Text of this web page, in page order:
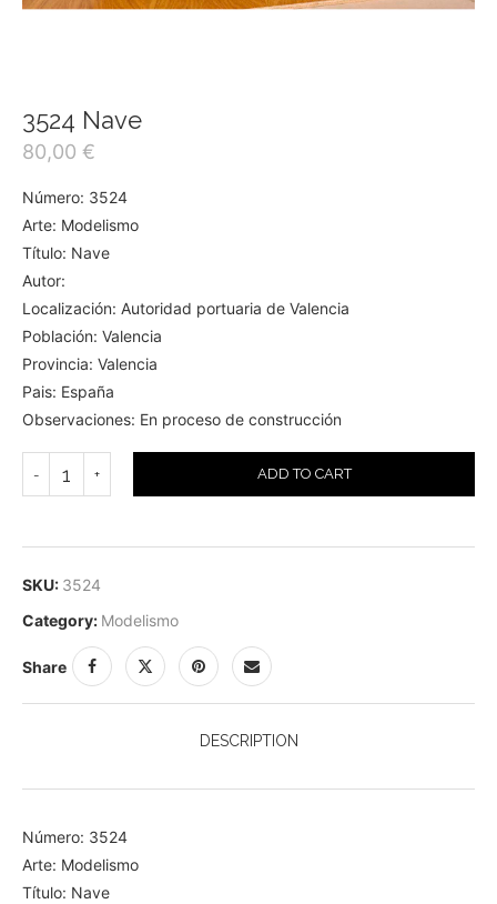
3524 Nave
80,00 €
Número: 3524
Arte: Modelismo
Título: Nave
Autor:
Localización: Autoridad portuaria de Valencia
Población: Valencia
Provincia: Valencia
Pais: España
Observaciones: En proceso de construcción
ADD TO CART
SKU: 3524
Category: Modelismo
Share
DESCRIPTION
Número: 3524
Arte: Modelismo
Título: Nave